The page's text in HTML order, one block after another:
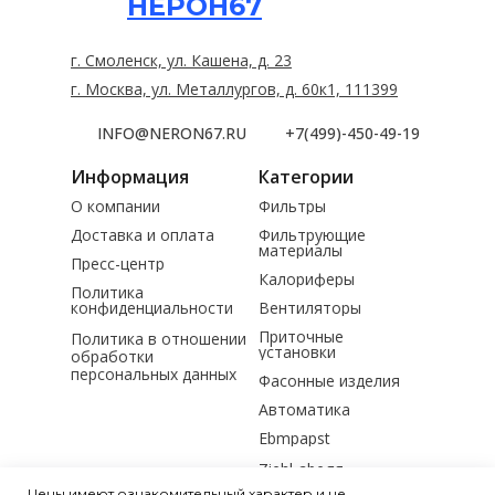
Информация Категории
Фильтры
Доставка и оплата
Пресс-центр
О компании
INFO@NERON67.RU +7(499)-450-49-19
Политика
конфиденциальности
Политика в отношении
обработки
персональных данных
Фильтрующие
материалы
Вентиляторы
Калориферы
Ebmpapst
Приточные
установки
Фасонные изделия
Автоматика
Ziehl-abegg
г. Смоленск, ул. Кашена, д. 23
г. Москва, ул. Металлургов, д. 60к1, 111399